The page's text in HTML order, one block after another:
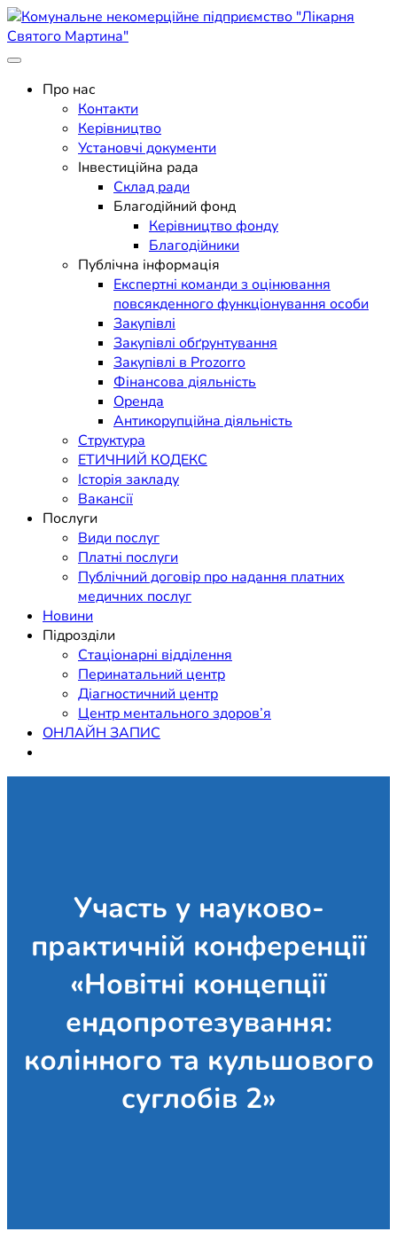
Skip
to
content
Комунальне некомерційне
підприємство "Лікарня
Святого Мартина"
Поліклініка Мукачево
Про нас
Контакти
Керівництво
Установчі документи
Інвестиційна рада
Склад ради
Благодійний фонд
Керівництво фонду
Благодійники
Публічна інформація
Експертні команди з оцінювання
повсякденного функціонування особи
Закупівлі
Закупівлі обґрунтування
Закупівлі в Prozorro
Фінансова діяльність
Оренда
Антикорупційна діяльність
Структура
ЕТИЧНИЙ КОДЕКС
Історія закладу
Вакансії
Послуги
Види послуг
Платні послуги
Публічний договір про надання платних
медичних послуг
Новини
Підрозділи
Стаціонарні відділення
Перинатальний центр
Діагностичний центр
Центр ментального здоров’я
ОНЛАЙН ЗАПИС
Участь у науково-
практичній конференції
«Новітні концепції
ендопротезування:
колінного та кульшового
суглобів 2»